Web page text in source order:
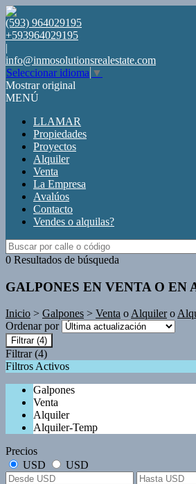
(593) 964029195
+593964029195
|
info@inmosolutionsrealestate.com
Seleccionar idioma ▼
Mostrar original
MENÚ
LLAMAR
Propiedades
Proyectos
Alquiler
Venta
La Empresa
Avalúos
Contacto
Vendes o alquilas?
0 Resultados de búsqueda
GALPONES EN VENTA O
Inicio > Galpones > Venta oAlquilero
Ordenar por
Filtrar (4)
Filtrar (4)
Filtros Activos
Galpones
Venta
Alquiler
Alquiler-Temp
Precios
USD
USD